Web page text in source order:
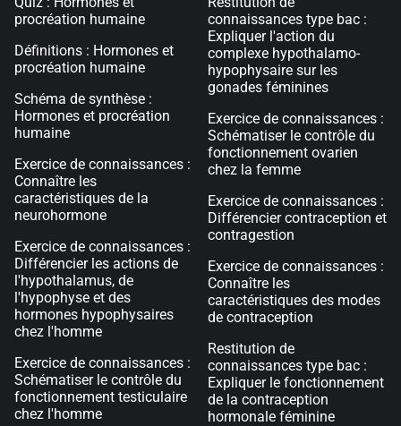
procréation humaine
Définitions : Hormones et
procréation humaine
Schéma de synthèse :
Hormones et procréation
humaine
Exercice de connaissances :
Connaître les
caractéristiques de la
neurohormone
Exercice de connaissances :
Différencier les actions de
l'hypothalamus, de
l'hypophyse et des
hormones hypophysaires
chez l'homme
Exercice de connaissances :
Schématiser le contrôle du
fonctionnement testiculaire
chez l'homme
connaissances type bac :
Expliquer l'action du
complexe hypothalamo-
hypophysaire sur les
gonades féminines
Exercice de connaissances :
Schématiser le contrôle du
fonctionnement ovarien
chez la femme
Exercice de connaissances :
Différencier contraception et
contragestion
Exercice de connaissances :
Connaître les
caractéristiques des modes
de contraception
Restitution de
connaissances type bac :
Expliquer le fonctionnement
de la contraception
hormonale féminine